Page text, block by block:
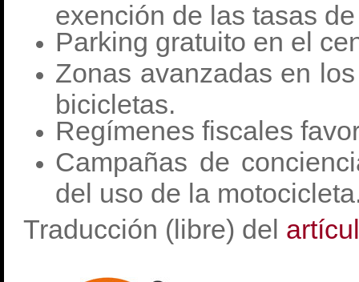
exención de las tasas
Parking gratuito en el
Zonas avanzadas en
bicicletas.
Regímenes fiscales
Campañas de
del uso de la
Traducción (libre) del